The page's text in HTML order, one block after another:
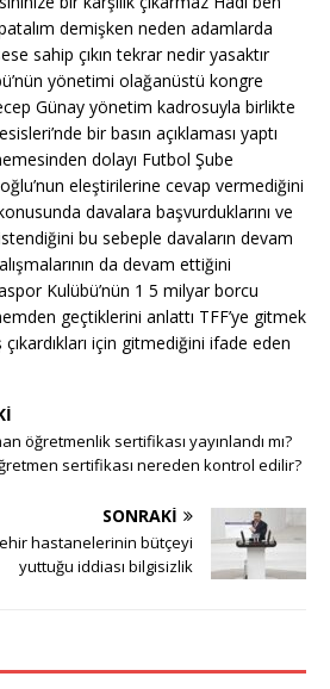
demişken neden adamlarda
sahip çıkın tekrar nedir yasaktır
yönetimi olağanüstü kongre
Günay yönetim kadrosuyla birlikte
bir basın açıklaması yaptı
dolayı Futbol Şube
eleştirilerine cevap vermediğini
davalara başvurduklarını ve
bu sebeple davaların devam
da devam ettiğini
Kulübü’nün 1 5 milyar borcu
geçtiklerini anlattı TFF’ye gitmek
için gitmediğini ifade eden
öğretmenlik sertifikası yayınlandı mı?
sertifikası nereden kontrol edilir?
SONRAKI
hastanelerinin bütçeyi
yuttuğu iddiası bilgisizlik